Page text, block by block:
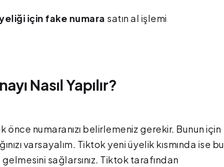
için fake numara satın al işlemi
Nasıl Yapılır?
numaranızı belirlemeniz gerekir. Bunun için
varsayalım. Tiktok yeni üyelik kısmında ise bu
sağlarsınız. Tiktok tarafından